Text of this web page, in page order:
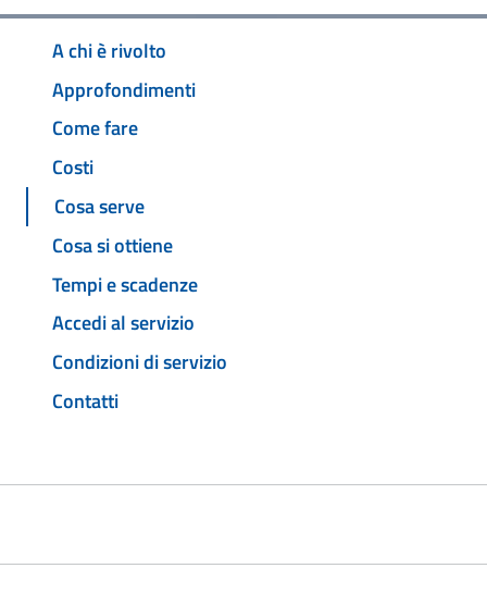
A chi è rivolto
Approfondimenti
Come fare
Costi
Cosa serve
Cosa si ottiene
Tempi e scadenze
Accedi al servizio
Condizioni di servizio
Contatti